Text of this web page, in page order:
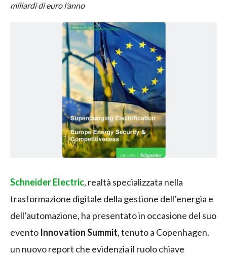
miliardi di euro l’anno
Schneider Electric, realtà specializzata nella
trasformazione digitale della gestione dell’energia e
dell’automazione, ha presentato in occasione del suo
evento Innovation Summit, tenuto a Copenhagen.
un nuovo report che evidenzia il ruolo chiave